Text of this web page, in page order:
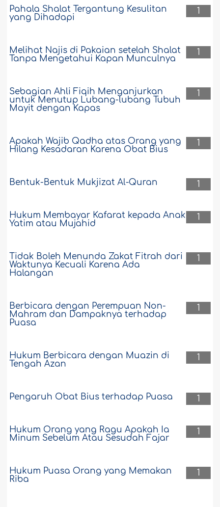
1
Pahala Shalat Tergantung Kesulitan
yang Dihadapi
1
Melihat Najis di Pakaian setelah Shalat
Tanpa Mengetahui Kapan Munculnya
1
Sebagian Ahli Fiqih Menganjurkan
untuk Menutup Lubang-lubang Tubuh
Mayit dengan Kapas
1
Apakah Wajib Qadha atas Orang yang
Hilang Kesadaran Karena Obat Bius
1
Bentuk-Bentuk Mukjizat Al-Quran
1
Hukum Membayar Kafarat kepada Anak
Yatim atau Mujahid
1
Tidak Boleh Menunda Zakat Fitrah dari
Waktunya Kecuali Karena Ada
Halangan
1
Berbicara dengan Perempuan Non-
Mahram dan Dampaknya terhadap
Puasa
1
Hukum Berbicara dengan Muazin di
Tengah Azan
1
Pengaruh Obat Bius terhadap Puasa
1
Hukum Orang yang Ragu Apakah Ia
Minum Sebelum Atau Sesudah Fajar
1
Hukum Puasa Orang yang Memakan
Riba